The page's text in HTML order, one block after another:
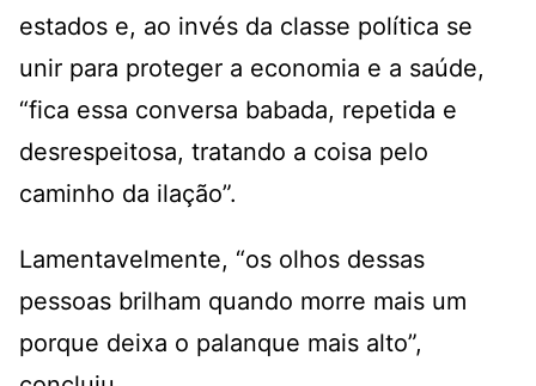
estados e, ao invés da classe política se
unir para proteger a economia e a saúde,
“fica essa conversa babada, repetida e
desrespeitosa, tratando a coisa pelo
caminho da ilação”.
Lamentavelmente, “os olhos dessas
pessoas brilham quando morre mais um
porque deixa o palanque mais alto”,